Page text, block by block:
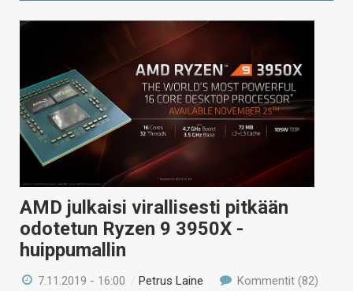
AMD julkaisi virallisesti pitkään
odotetun Ryzen 9 3950X -
huippumallin
7.11.2019 - 16:00 /Petrus Laine Kommentit (82)